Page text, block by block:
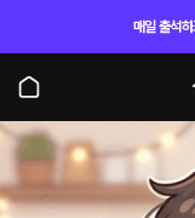
매일 출석